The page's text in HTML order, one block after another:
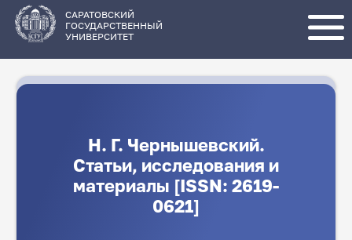
основному
содержанию
САРАТОВСКИЙ
ГОСУДАРСТВЕННЫЙ
УНИВЕРСИТЕТ
Н. Г. Чернышевский.
Статьи, исследования и
материалы [ISSN: 2619-
0621]